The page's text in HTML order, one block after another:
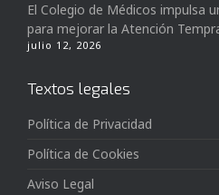
El Colegio de Médicos impulsa
para mejorar la Atención
julio 12, 2026
Textos legales
Política de Privacidad
Política de Cookies
Aviso Legal